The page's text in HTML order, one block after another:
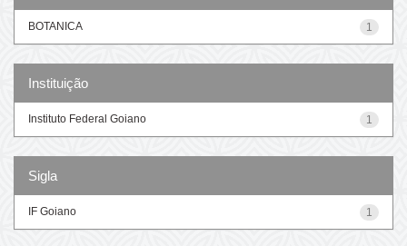
1
BOTANICA
Instituição
1
Instituto Federal Goiano
Sigla
1
IF Goiano